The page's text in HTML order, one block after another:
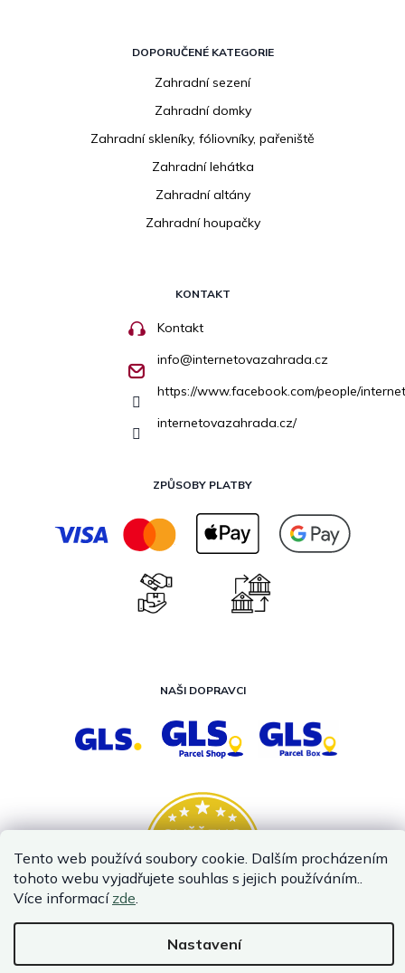
Tento web používá soubory cookie. Dalším procházením
tohoto webu vyjadřujete souhlas s jejich používáním..
Více informací zde.
Nastavení
DOPORUČENÉ KATEGORIE
Zahradní sezení
Zahradní domky
Zahradní skleníky, fóliovníky, pařeniště
Zahradní lehátka
Zahradní altány
Zahradní houpačky
KONTAKT
Kontakt
info@internetovazahrada.cz
https://www.facebook.com/people/
internetovazahrada.cz/
ZPŮSOBY PLATBY
NAŠI DOPRAVCI